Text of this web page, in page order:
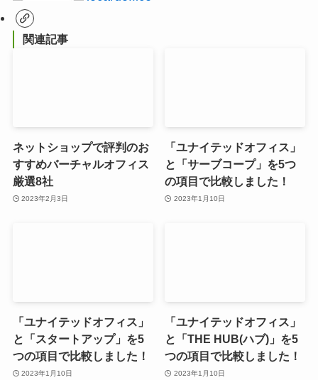
関連記事
ネットショップで評判のお
すすめバーチャルオフィス
厳選8社
2023年2月3日
「ユナイテッドオフィス」
と「サーブコープ」を5つ
の項目で比較しました！
2023年1月10日
「ユナイテッドオフィス」
と「スタートアップ」を5
つの項目で比較しました！
2023年1月10日
「ユナイテッドオフィス」
と「THE HUB(ハブ)」を5
つの項目で比較しました！
2023年1月10日